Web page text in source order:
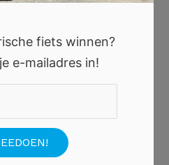
fiets winnen?
e-mailadres in!